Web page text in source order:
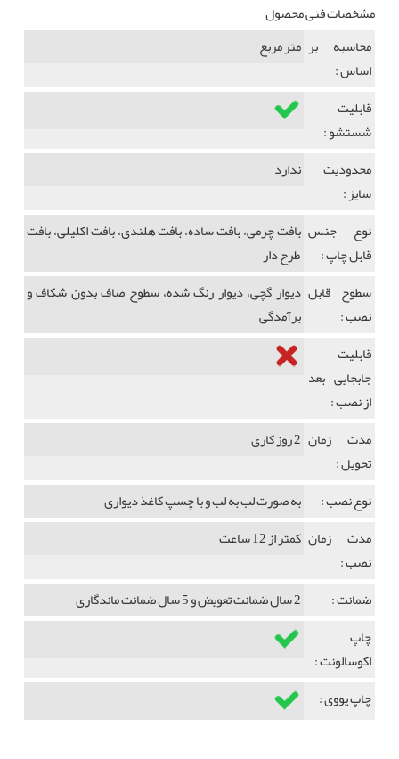
مشخصات فنی محصول
محاسبه بر
اساس :
متر مربع
قابلیت
شستشو :
محدودیت
سایز :
ندارد
نوع جنس
قابل چاپ :
بافت چرمی، بافت ساده، بافت هلندی، بافت اکلیلی، بافت
طرح دار
سطوح قابل
نصب :
دیوار گچی، دیوار رنگ شده، سطوح صاف بدون شکاف و
برآمدگی
قابلیت
جابجایی بعد
از نصب :
مدت زمان
تحویل :
2 روز کاری
نوع نصب :
به صورت لب به لب و با چسپ کاغذ دیواری
مدت زمان
نصب :
کمتر از 12 ساعت
ضمانت :
2 سال ضمانت تعویض و 5 سال ضمانت ماندگاری
چاپ
اکوسالونت :
چاپ یووی :